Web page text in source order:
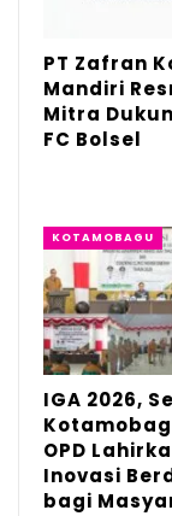
para
dukungan
menjadi
Menurut
Gaib dan
Sebab dua
pemuda
untuk
“Sekarang
popularitas
PT Zafran
Mandiri
Mitra
FC Bolsel
KOTAMOBAGU
IGA 2026,
OPD
Inovasi
bagi